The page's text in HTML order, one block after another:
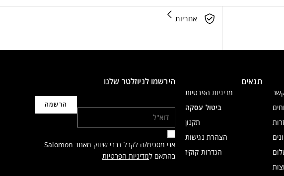
אחריות
תנאים
מדיניות הפרטיות
ביטול עסקה
תקנון
הצהרת נגישות
הגדרות קוקיז
הירשמו לניוזלטר שלנו
אני מסכימ/ה לקבל דברי שיווק מאתר Salomon
בהתאם למדיניות הפרטיות